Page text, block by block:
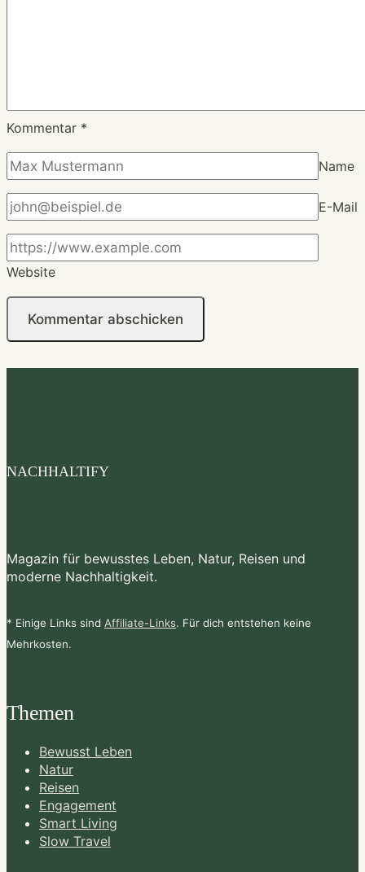
Kommentar *
Name
E-Mail
Website
NACHHALTIFY
Magazin für bewusstes Leben, Natur, Reisen und
moderne Nachhaltigkeit.
* Einige Links sind Affiliate-Links. Für dich entstehen keine
Mehrkosten.
Themen
Bewusst Leben
Natur
Reisen
Engagement
Smart Living
Slow Travel